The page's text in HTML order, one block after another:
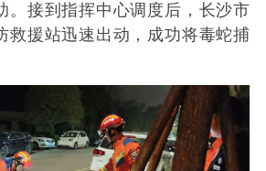
。接到指挥中心调度后，长沙市
救援站迅速出动，成功将毒蛇捕